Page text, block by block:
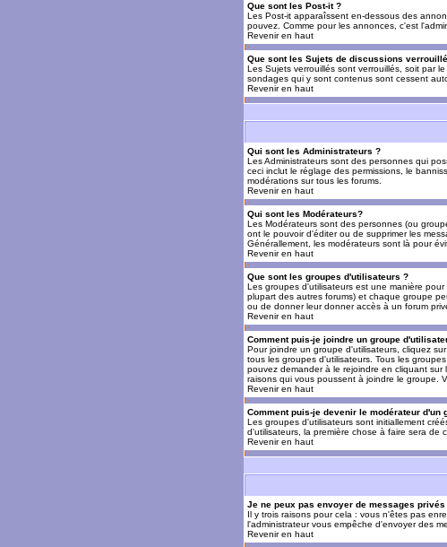
Que sont les Post-it ?
Les Post-it apparaîssent en-dessous des
pouvez. Comme pour les annonces, c'est
Revenir en haut
Que sont les Sujets de discussions
Les Sujets verrouillés sont verrouillés, soit par
sondages qui y sont contenus sont cessent
Revenir en haut
Qui sont les Administrateurs ?
Les Administrateurs sont des personnes qui
ceci inclut le réglage des permissions, le
modérations sur tous les forums.
Revenir en haut
Qui sont les Modérateurs?
Les Modérateurs sont des personnes (ou
ont le pouvoir d'éditer ou de supprimer les
Générallement, les modérateurs sont là pour
Revenir en haut
Que sont les groupes d'utilisateurs ?
Les groupes d'utilisateurs est une manière
plupart des autres forums) et chaque groupe
ou de donner leur donner accès à un forum
Revenir en haut
Comment puis-je joindre un groupe
Pour joindre un groupe d'utilisateurs, cliquez sur
tous les groupes d'utilisateurs. Tous les
pouvez demander à le rejoindre en cliquant
raisons qui vous poussent à joindre le groupe.
Revenir en haut
Comment puis-je devenir le modérateur d'un
Les groupes d'utilisateurs sont initiallement
d'utilisateurs, la première chose à faire sera de
Revenir en haut
Je ne peux pas envoyer de messages privés
Il y trois raisons pour cela : vous n'êtes pas
l'administrateur vous empêche d'envoyer des
Revenir en haut